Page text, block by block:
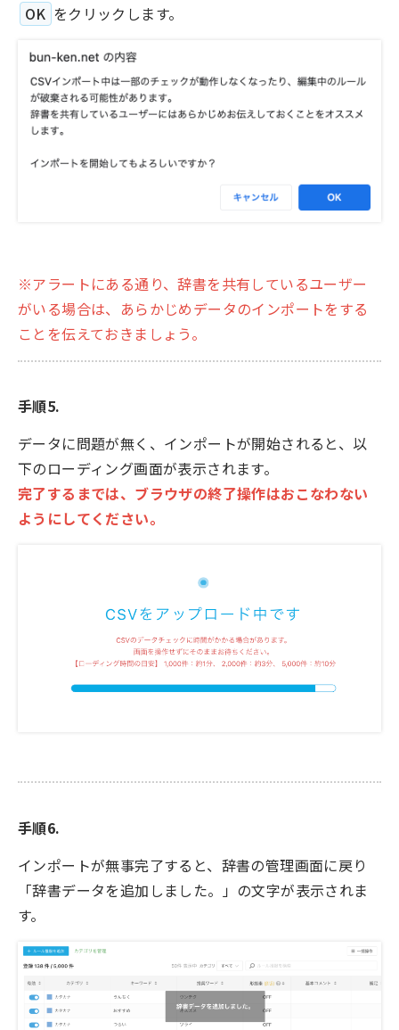
OK をクリックします。
※アラートにある通り、辞書を共有しているユーザー
がいる場合は、あらかじめデータのインポートをする
ことを伝えておきましょう。
手順5.
データに問題が無く、インポートが開始されると、以
下のローディング画面が表示されます。
完了するまでは、ブラウザの終了操作はおこなわない
ようにしてください。
手順6.
インポートが無事完了すると、辞書の管理画面に戻り
「辞書データを追加しました。」の文字が表示されま
す。